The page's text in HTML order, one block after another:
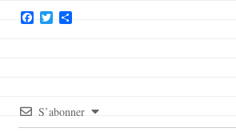
Facebook
Twitter
S’abonner